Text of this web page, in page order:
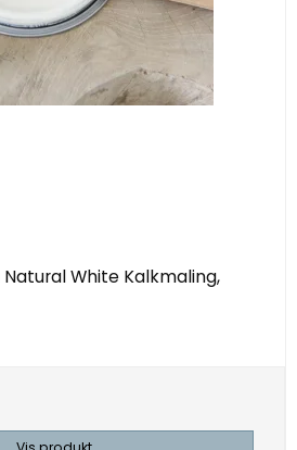
White Kalkmaling,